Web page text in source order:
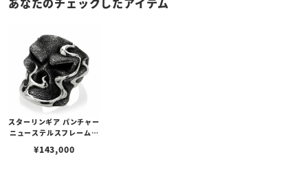
スターリンギア パンチャー
ニューステルスフレームリ
¥143,000